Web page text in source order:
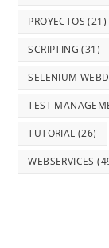
PROYECTOS (21)
SCRIPTING (31)
SELENIUM
TEST
TUTORIAL (26)
WEBSERVICES